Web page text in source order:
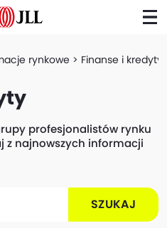
rynkowe Finanse i kredyty
profesjonalistów rynku
z najnowszych informacji
SZUKAJ